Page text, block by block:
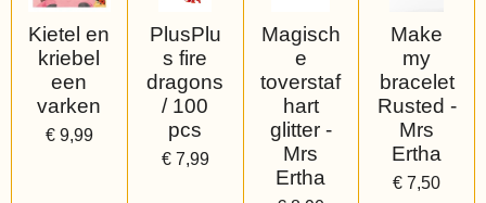
Kietel en
kriebel
een
varken
€ 9,99
PlusPlu
s fire
dragons
/ 100
pcs
€ 7,99
Magisch
e
toverstaf
hart
glitter -
Mrs
Ertha
Make
my
bracelet
Rusted -
Mrs
Ertha
€ 7,50